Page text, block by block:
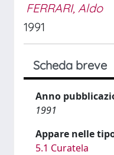
FERRARI, Aldo
1991
Scheda breve
Anno
1991
Appare nelle
5.1 Curatela